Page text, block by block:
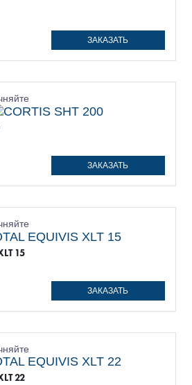
ЗАКАЗАТЬ
ЗАКАЗАТЬ
15
ЗАКАЗАТЬ
22